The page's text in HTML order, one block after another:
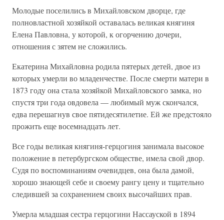
Молодые поселились в Михайловском дворце, где
полновластной хозяйкой оставалась великая княгиня
Елена Павловна, у которой, к огорчению дочери,
отношения с зятем не сложились.
Екатерина Михайловна родила пятерых детей, двое из
которых умерли во младенчестве. После смерти матери в
1873 году она стала хозяйкой Михайловского замка, но
спустя три года овдовела — любимый муж скончался,
едва перешагнув свое пятидесятилетие. Ей же предстояло
прожить еще восемнадцать лет.
Все годы великая княгиня-герцогиня занимала высокое
положение в петербургском обществе, имела свой двор.
Судя по воспоминаниям очевидцев, она была дамой,
хорошо знающей себе и своему рангу цену и тщательно
следившей за сохранением своих высочайших прав.
Умерла младшая сестра герцогини Нассауской в 1894